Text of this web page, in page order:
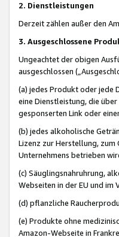
2. Dienstleistungen
Derzeit zählen außer den
3. Ausgeschlossene
Ungeachtet der obigen
ausgeschlossen
(a) jedes Produkt oder jede
eine Dienstleistung, die
gesponserten Link oder
(b) jedes alkoholische
Lizenz zur Herstellung,
Unternehmens betrieben
(c) Säuglingsnahruhrung,
Webseiten in der EU und im
(d) pflanzliche
(e) Produkte ohne
Amazon-Webseite in